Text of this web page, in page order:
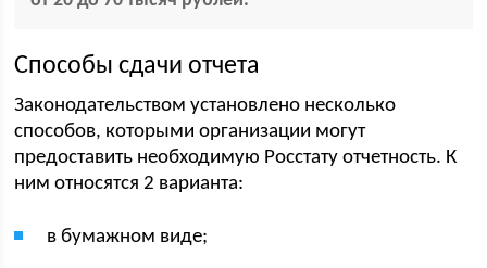
Способы сдачи отчета
Законодательством установлено несколько
способов, которыми организации могут
предоставить необходимую Росстату отчетность. К
ним относятся 2 варианта:
в бумажном виде;